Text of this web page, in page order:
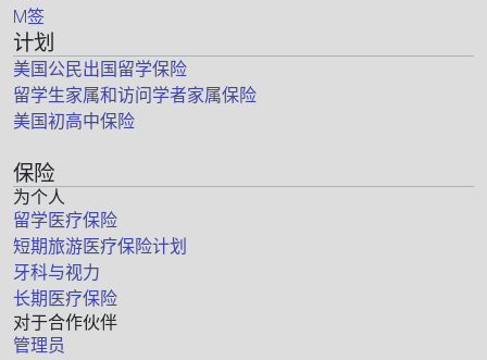
M签
计划
美国公民出国留学保险
留学生家属和访问学者家属保险
美国初高中保险
保险
为个人
留学医疗保险
短期旅游医疗保险计划
牙科与视力
长期医疗保险
对于合作伙伴
管理员